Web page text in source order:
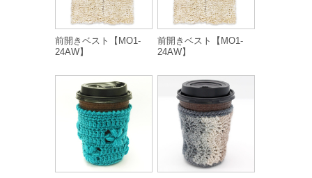
前開きベスト【MO1-
24AW】
前開きベスト【MO1-
24AW】